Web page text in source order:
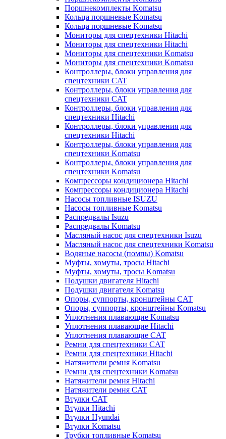
Поршнекомплекты Komatsu
Кольца поршневые Komatsu
Кольца поршневые Komatsu
Мониторы для спецтехники Hitachi
Мониторы для спецтехники Hitachi
Мониторы для спецтехники Komatsu
Мониторы для спецтехники Komatsu
Контроллеры, блоки управления для
спецтехники CAT
Контроллеры, блоки управления для
спецтехники CAT
Контроллеры, блоки управления для
спецтехники Hitachi
Контроллеры, блоки управления для
спецтехники Hitachi
Контроллеры, блоки управления для
спецтехники Komatsu
Контроллеры, блоки управления для
спецтехники Komatsu
Компрессоры кондиционера Hitachi
Компрессоры кондиционера Hitachi
Насосы топливные ISUZU
Насосы топливные Komatsu
Распредвалы Isuzu
Распредвалы Komatsu
Масляный насос для спецтехники Isuzu
Масляный насос для спецтехники Komatsu
Водяные насосы (помпы) Komatsu
Муфты, хомуты, тросы Hitachi
Муфты, хомуты, тросы Komatsu
Подушки двигателя Hitachi
Подушки двигателя Komatsu
Опоры, суппорты, кронштейны CAT
Опоры, суппорты, кронштейны Komatsu
Уплотнения плавающие Komatsu
Уплотнения плавающие Hitachi
Уплотнения плавающие CAT
Ремни для спецтехники CAT
Ремни для спецтехники Hitachi
Натяжители ремня Komatsu
Ремни для спецтехники Komatsu
Натяжители ремня Hitachi
Натяжители ремня CAT
Втулки CAT
Втулки Hitachi
Втулки Hyundai
Втулки Komatsu
Трубки топливные Komatsu